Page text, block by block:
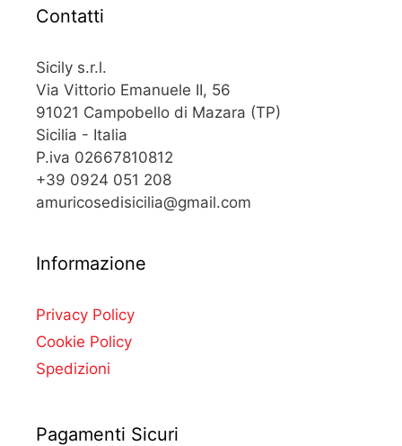
Contatti
Sicily s.r.l.
Via Vittorio Emanuele II, 56
91021 Campobello di Mazara (TP)
Sicilia - Italia
P.iva 02667810812
+39 0924 051 208
amuricosedisicilia@gmail.com
Informazione
Privacy Policy
Cookie Policy
Spedizioni
Pagamenti Sicuri